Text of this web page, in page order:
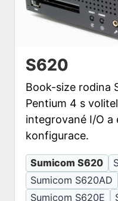
S620
Book-size rodina
Pentium 4 s
integrované I/O
konfigurace.
Sumicom S620
Sumicom S620AD
Sumicom S620E